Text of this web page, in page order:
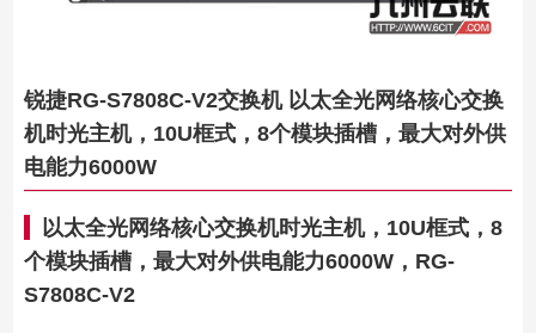
锐捷RG-S7808C-V2交换机 以太全光网络核心交换
机时光主机，10U框式，8个模块插槽，最大对外供
电能力6000W
以太全光网络核心交换机时光主机，10U框式，8
个模块插槽，最大对外供电能力6000W，RG-
S7808C-V2